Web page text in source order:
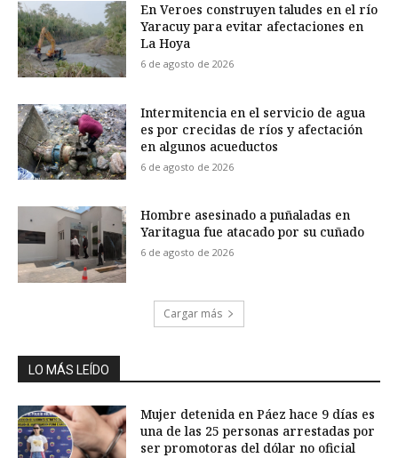
En Veroes construyen taludes en el río
Yaracuy para evitar afectaciones en
La Hoya
6 de agosto de 2026
Intermitencia en el servicio de agua
es por crecidas de ríos y afectación
en algunos acueductos
6 de agosto de 2026
Hombre asesinado a puñaladas en
Yaritagua fue atacado por su cuñado
6 de agosto de 2026
Cargar más
LO MÁS LEÍDO
Mujer detenida en Páez hace 9 días es
una de las 25 personas arrestadas por
ser promotoras del dólar no oficial